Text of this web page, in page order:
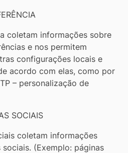
coletam informações sobre
e nos permitem
configurações locais e
acordo com elas, como por
– personalização de
SOCIAIS
coletam informações
(Exemplo: páginas